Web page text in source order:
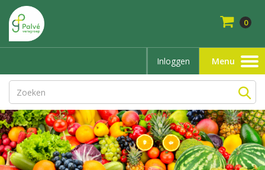
0
Inloggen
Toggle
navigation
Menu